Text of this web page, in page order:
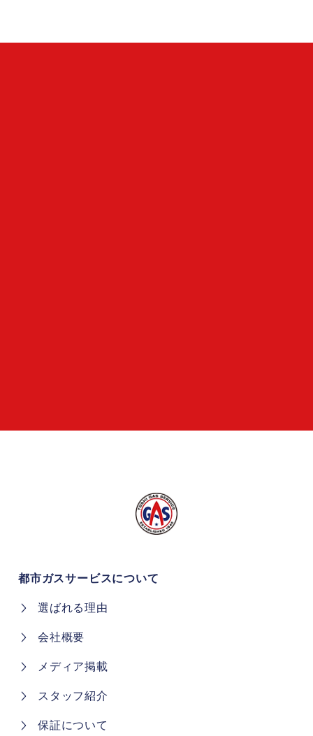
都市ガスサービスについて
選ばれる理由
会社概要
メディア掲載
スタッフ紹介
保証について